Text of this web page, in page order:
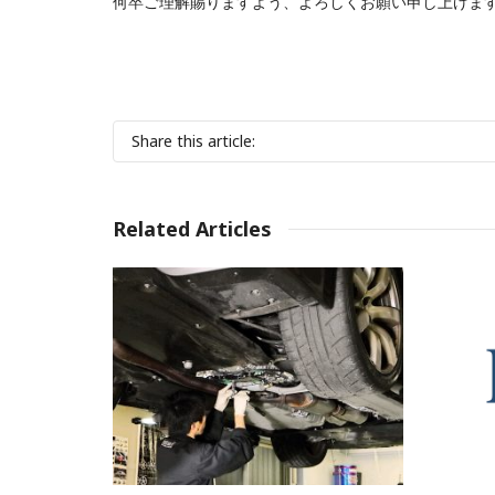
Share this article:
Related Articles